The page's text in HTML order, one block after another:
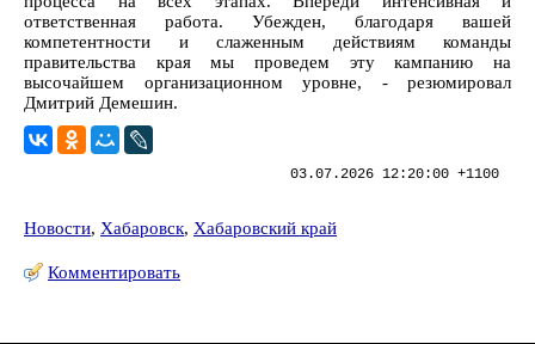
ответственная работа. Убежден, благодаря вашей
компетентности и слаженным действиям команды
правительства края мы проведем эту кампанию на
высочайшем организационном уровне, - резюмировал
Дмитрий Демешин.
03.07.2026 12:20:00 +1100
Новости, Хабаровск, Хабаровский край
Комментировать